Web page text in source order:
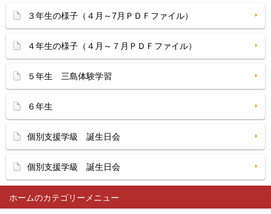
ホーム
３年生の様子（４月～7月ＰＤＦファイル）
４年生の様子（４月～７月ＰＤＦファイル）
５年生 三島体験学習
６年生
個別支援学級 誕生日会
個別支援学級 誕生日会